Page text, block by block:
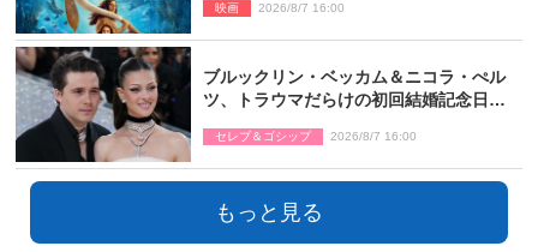
映画 2026/8/7 16:00
ブルックリン・ベッカム＆ニコラ・ぺル
ツ、トラウマだらけの初回結婚記念日は
セレブ＆ゴシップ 2026/8/7 16:00
もっと見る